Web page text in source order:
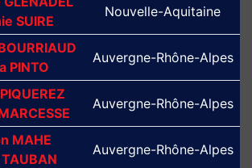
SUIRE
Nouvelle-Aquitaine
PINTO
Auvergne-Rhône-Alpes
Auvergne-Rhône-Alpes
MAHE
Auvergne-Rhône-Alpes